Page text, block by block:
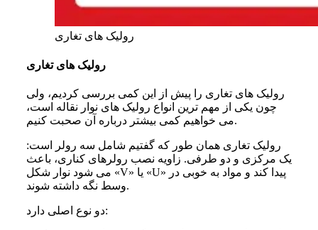
رولیک های تغاری
رولیک های تغاری
رولیک های تغاری را پیش از این کمی بررسی کردیم، ولی
چون یکی از مهم ترین انواع رولیک های نوار نقاله است،
می خواهیم کمی بیشتر درباره آن صحبت کنیم.
رولیک تغاری همان طور که گفتیم شامل سه رولر است:
یک مرکزی ودو طرفی. زاویه نصب رولرهای کناری، باعث
می شود نوار شکل «V» یا «U» پیدا کند و مواد به خوبی در
وسط نگه داشته شوند.
دو نوع اصلی دارد: